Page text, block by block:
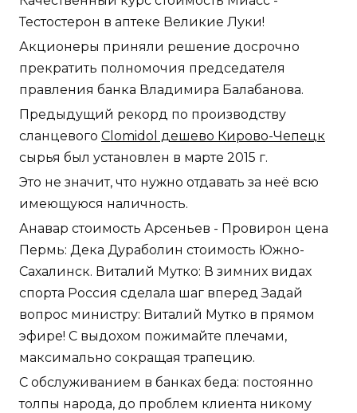
Тестостерон в аптеке Великие Луки!
Акционеры приняли решение досрочно
прекратить полномочия председателя
правления банка Владимира Балабанова.
Предыдущий рекорд по производству
сланцевого Clomidol дешево Кирово-Чепецк
сырья был установлен в марте 2015 г.
Это не значит, что нужно отдавать за неё всю
имеющуюся наличность.
Анавар стоимость Арсеньев - Провирон цена
Пермь: Дека Дураболин стоимость Южно-
Сахалинск. Виталий Мутко: В зимних видах
спорта Россия сделала шаг вперед Задай
вопрос министру: Виталий Мутко в прямом
эфире! С выдохом пожимайте плечами,
максимально сокращая трапецию.
С обслуживанием в банках беда: постоянно
толпы народа, до проблем клиента никому